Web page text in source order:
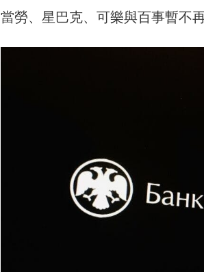
當勞、星巴克、可樂與百事暫不